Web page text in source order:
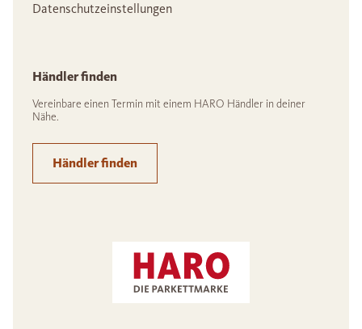
Datenschutzeinstellungen
Händler finden
Vereinbare einen Termin mit einem HARO Händler in deiner
Nähe.
Händler finden